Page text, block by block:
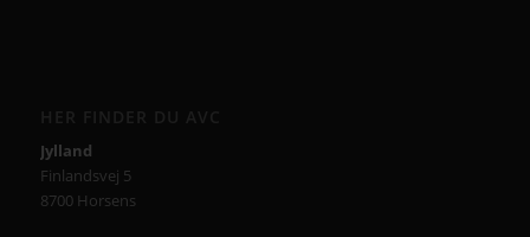
Jylland
Finlandsvej 5
8700 Horsens